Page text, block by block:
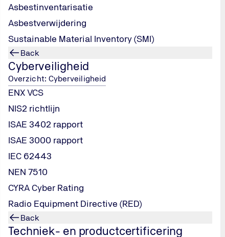
Asbestinventarisatie
Asbestverwijdering
Sustainable Material Inventory (SMI)
Back
Cyberveiligheid
Overzicht: Cyberveiligheid
ENX VCS
NIS2 richtlijn
ISAE 3402 rapport
ISAE 3000 rapport
IEC 62443
NEN 7510
CYRA Cyber Rating
Radio Equipment Directive (RED)
Back
Techniek- en productcertificering